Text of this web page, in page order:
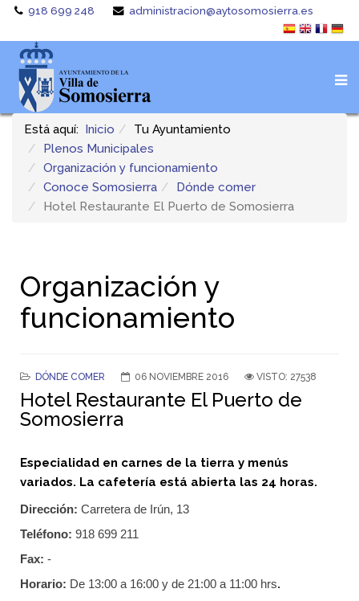
918 699 248 administracion@aytosomosierra.es
Está aquí: Inicio
Tu Ayuntamiento
Plenos Municipales
Organización y funcionamiento
Conoce Somosierra
Dónde comer
Hotel Restaurante El Puerto de Somosierra
Organización y
funcionamiento
DÓNDE COMER 06 NOVIEMBRE 2016 VISTO: 27538
Hotel Restaurante El Puerto de
Somosierra
Especialidad en carnes de la tierra y menús
variados. La cafetería está abierta las 24 horas.
Dirección: Carretera de Irún, 13
Teléfono: 918 699 211
Fax: -
Horario: De 13:00 a 16:00 y de 21:00 a 11:00 hrs.